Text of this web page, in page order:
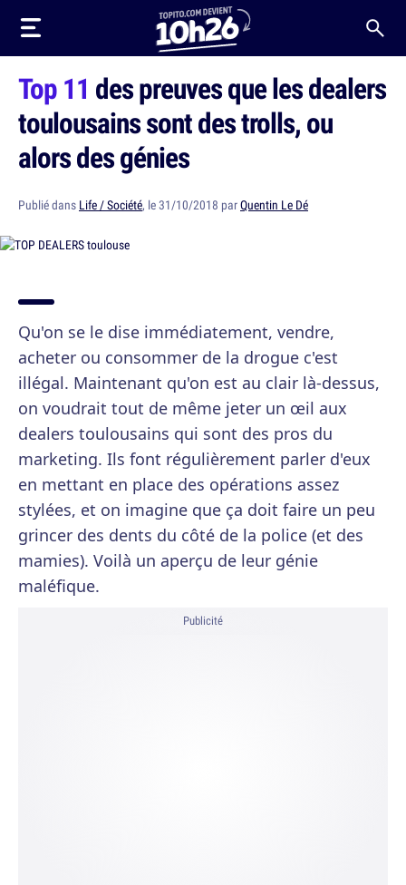
Top 11 des preuves que les dealers
toulousains sont des trolls, ou
alors des génies
Publié dans Life / Société, le 31/10/2018 parQuentin Le Dé
Qu'on se le dise immédiatement, vendre,
acheter ou consommer de la drogue c'est
illégal. Maintenant qu'on est au clair là-dessus,
on voudrait tout de même jeter un œil aux
dealers toulousains qui sont des pros du
marketing. Ils font régulièrement parler d'eux
en mettant en place des opérations assez
stylées, et on imagine que ça doit faire un peu
grincer des dents du côté de la police (et des
mamies). Voilà un aperçu de leur génie
maléfique.
Publicité